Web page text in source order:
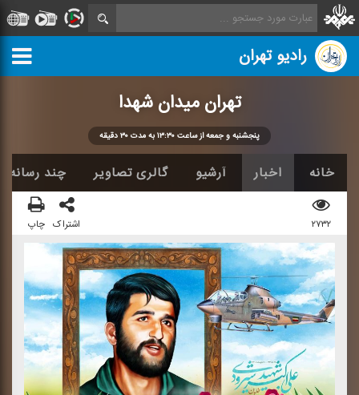
رادیو تهران
تهران میدان شهدا
پنجشنبه و جمعه از ساعت ۱۳:۳۰ به مدت ۳۰ دقیقه
خانه اخبار آرشیو گالری تصاویر چند رسانه
۲۷۳۲ اشتراک چاپ